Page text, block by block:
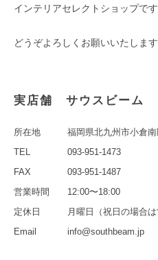
インテリアセレクトショップです
どうぞよろしくお願いいたします
実店舗 サウスビーム
所在地
福岡県北九州市小倉
TEL
093-951-1473
FAX
093-951-1487
営業時間
12:00〜18:00
定休日
月曜日（祝日の場合は
Email
info@southbeam.jp